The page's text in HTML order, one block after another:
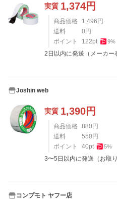
実質 1,374円
商品価格 1,496 円
送料
0 円
ポイント
122pt 9%
2日以内に発送（メーカー
Joshin web
実質 1,390円
商品価格 880 円
送料
550 円
ポイント
40pt 5%
3〜5日以内に発送（お取
コンプモト ヤフー店